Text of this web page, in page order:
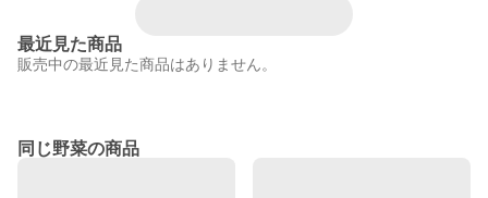
最近見た商品
販売中の最近見た商品はありません。
同じ野菜の商品